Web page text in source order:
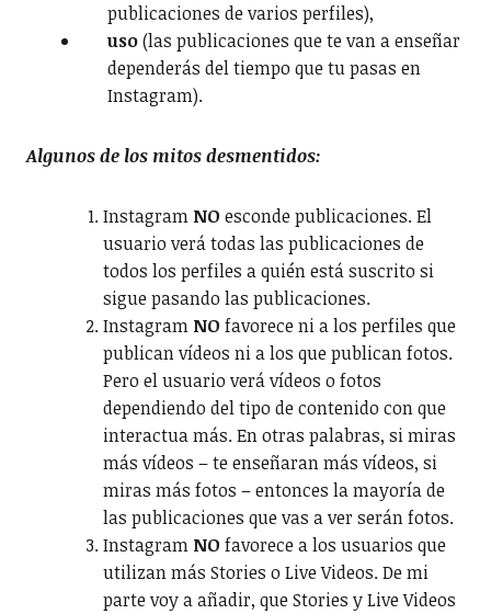
publicaciones de varios perfiles),
uso(las publicaciones que te van a enseñar
dependerás del tiempo que tu pasas en
Instagram).
Algunos de los mitos desmentidos:
Instagram NO esconde publicaciones. El
usuario verá todas las publicaciones de
todos los perfiles a quién está suscrito si
sigue pasando las publicaciones.
Instagram NO favorece ni a los perfiles que
publican vídeos ni a los que publican fotos.
Pero el usuario verá vídeos o fotos
dependiendo del tipo de contenido con que
interactua más. En otras palabras, si miras
más vídeos – te enseñaran más vídeos, si
miras más fotos – entonces la mayoría de
las publicaciones que vas a ver serán fotos.
Instagram NO favorece a los usuarios que
utilizan más Stories o Live Videos. De mi
parte voy a añadir, que Stories y Live Videos